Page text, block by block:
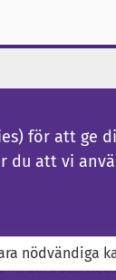
för att ge
du att vi
nödvändiga